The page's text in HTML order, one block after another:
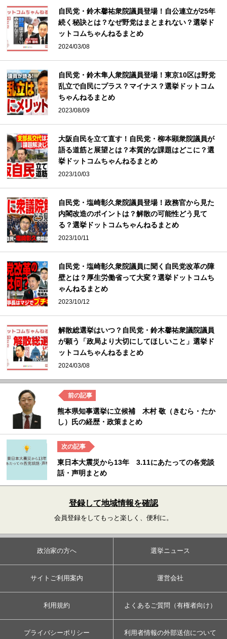
自民党・鈴木馨祐衆院議員登場！自公連立が25年
続く秘訣とは？なぜ野党はまとまれない？選挙ド
ットコムちゃんねるまとめ
2024/03/08
自民党・鈴木隼人衆院議員登場！東京10区は野党
乱立で自民にプラス？マイナス？選挙ドットコム
ちゃんねるまとめ
2023/08/09
大阪自民を立て直す！自民党・柳本顕衆院議員が
語る道筋と展望とは？本質的な課題はどこに？選
挙ドットコムちゃんねるまとめ
2023/10/03
自民党・塩崎彰久衆院議員登場！政務官から見た
内閣改造のポイントは？解散の可能性どう見て
る？選挙ドットコムちゃんねるまとめ
2023/10/11
自民党・塩崎彰久衆院議員に聞く自民党改革の障
壁とは？厚生労働省って大変？選挙ドットコムち
ゃんねるまとめ
2023/10/12
解散総選挙はいつ？自民党・鈴木馨祐衆議院議員
が願う「政局より大切にしてほしいこと」選挙ド
ットコムちゃんねるまとめ
2024/03/08
熊本県知事選挙に立候補 木村 敬（きむら・たか
し）氏の経歴・政策まとめ
東日本大震災から13年 3.11にあたっての各党談
話・声明まとめ
登録して地域情報を確認
会員登録をしてもっと楽しく、便利に。
政治家の方へ 選挙ニュース
サイトご利用案内 運営会社
利用規約 よくあるご質問（有権者向け）
プライバシーポリシー 利用者情報の外部送信について